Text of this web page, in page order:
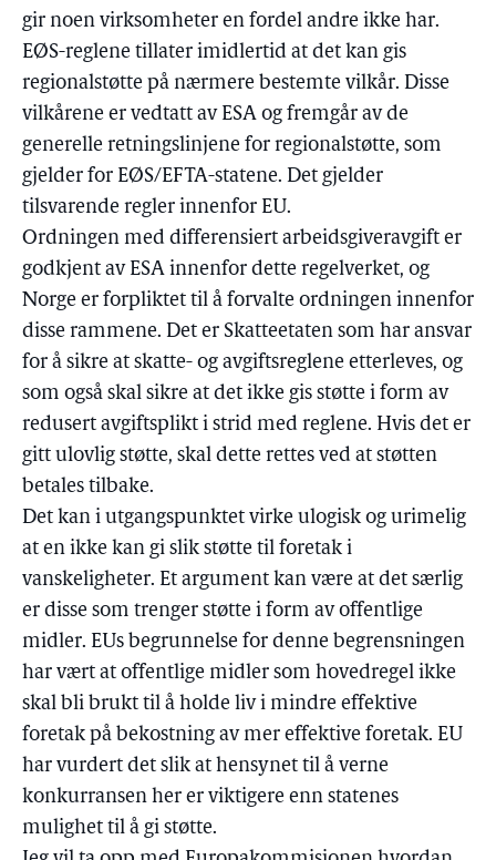
gir noen virksomheter en fordel andre ikke har.
EØS-reglene tillater imidlertid at det kan gis
regionalstøtte på nærmere bestemte vilkår. Disse
vilkårene er vedtatt av ESA og fremgår av de
generelle retningslinjene for regionalstøtte, som
gjelder for EØS/EFTA-statene. Det gjelder
tilsvarende regler innenfor EU.
Ordningen med differensiert arbeidsgiveravgift er
godkjent av ESA innenfor dette regelverket, og
Norge er forpliktet til å forvalte ordningen innenfor
disse rammene. Det er Skatteetaten som har ansvar
for å sikre at skatte- og avgiftsreglene etterleves, og
som også skal sikre at det ikke gis støtte i form av
redusert avgiftsplikt i strid med reglene. Hvis det er
gitt ulovlig støtte, skal dette rettes ved at støtten
betales tilbake.
Det kan i utgangspunktet virke ulogisk og urimelig
at en ikke kan gi slik støtte til foretak i
vanskeligheter. Et argument kan være at det særlig
er disse som trenger støtte i form av offentlige
midler. EUs begrunnelse for denne begrensningen
har vært at offentlige midler som hovedregel ikke
skal bli brukt til å holde liv i mindre effektive
foretak på bekostning av mer effektive foretak. EU
har vurdert det slik at hensynet til å verne
konkurransen her er viktigere enn statenes
mulighet til å gi støtte.